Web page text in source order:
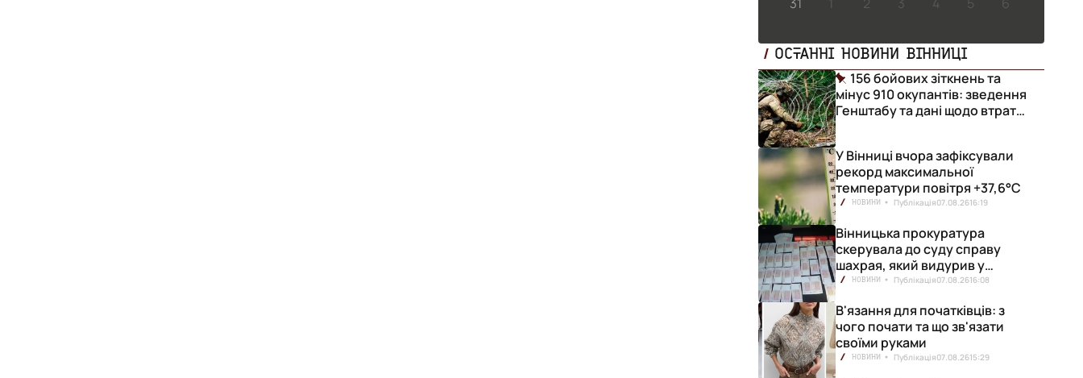
ОСТАННІ НОВИНИ ВІННИЦІ
156 бойових зіткнень та
мінус 910 окупантів: зведення
Генштабу та дані щодо втрат
У Вінниці вчора зафіксували
рекорд максимальної
температури повітря +37,6°С
НОВИНИ Публікація07.08.2616:19
Вінницька прокуратура
скерувала до суду справу
шахрая, який видурив у
вінничанки 154 тисячі гривень
НОВИНИ Публікація07.08.2616:08
В'язання для початківців: з
чого почати та що зв'язати
своїми руками
НОВИНИ Публікація07.08.2615:29